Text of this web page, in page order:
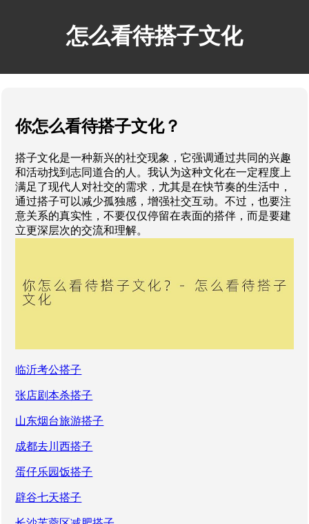
怎么看待搭子文化
你怎么看待搭子文化？
搭子文化是一种新兴的社交现象，它强调通过共同的兴趣
和活动找到志同道合的人。我认为这种文化在一定程度上
满足了现代人对社交的需求，尤其是在快节奏的生活中，
通过搭子可以减少孤独感，增强社交互动。不过，也要注
意关系的真实性，不要仅仅停留在表面的搭伴，而是要建
立更深层次的交流和理解。
临沂考公搭子
张店剧本杀搭子
山东烟台旅游搭子
成都去川西搭子
蛋仔乐园饭搭子
辟谷七天搭子